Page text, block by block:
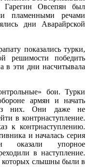
Гарегин Овсепян был
пламенными речами
дни Аварайрской
показались турки,
решимости победить
в эти дни насчитывала
бои. Турки
армян и начать
них. Они даже не
в контрнаступление.
к контрнаступлению.
и началась серия
оказали упорное
в наступление.
которых слышны были в